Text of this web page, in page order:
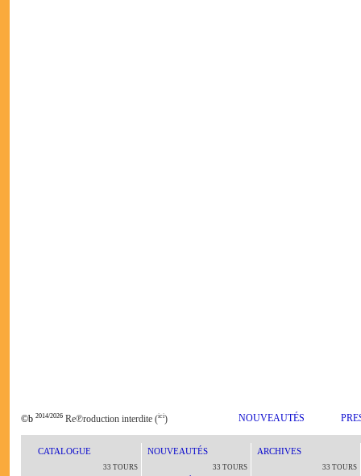
©b 2014/2026 Re℗roduction interdite (ici) NOUVEAUTÉS
CATALOGUE
33 TOURS
NOUVEAUTÉS
33 TOURS
ARCHIVES
33 TOURS